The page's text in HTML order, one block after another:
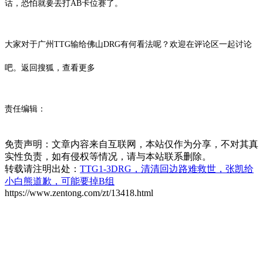
话，恐怕就要去打AB卡位赛了。
大家对于广州TTG输给佛山DRG有何看法呢？欢迎在评论区一起讨论
吧。 返回搜狐，查看更多
责任编辑：
免责声明：文章内容来自互联网，本站仅作为分享，不对其真
实性负责，如有侵权等情况，请与本站联系删除。
转载请注明出处： TTG1-3DRG，清清回边路难救世，张凯给
小白熊道歉，可能要掉B组
https://www.zentong.com/zt/13418.html